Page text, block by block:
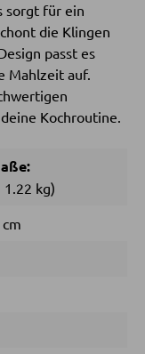
sorgt für ein
die Klingen
passt es
Mahlzeit auf.
Kochroutine.
1.22 kg)